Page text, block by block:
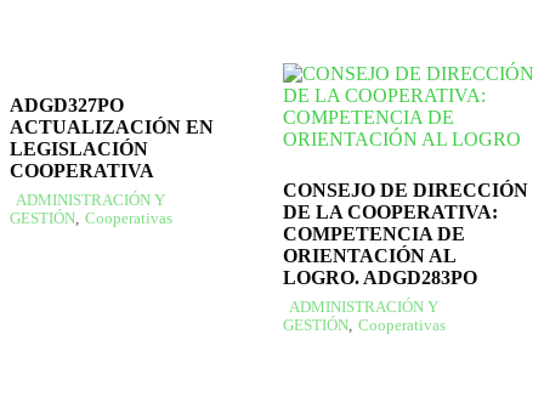
ADGD327PO
ACTUALIZACIÓN EN
LEGISLACIÓN
COOPERATIVA
ADMINISTRACIÓN Y
GESTIÓN, Cooperativas
CONSEJO DE DIRECCIÓN
DE LA COOPERATIVA:
COMPETENCIA DE
ORIENTACIÓN AL
LOGRO. ADGD283PO
ADMINISTRACIÓN Y
GESTIÓN, Cooperativas